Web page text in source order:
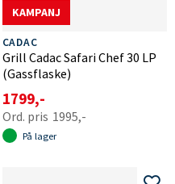
KAMPANJ
CADAC
Grill Cadac Safari Chef 30 LP
(Gassflaske)
1799,-
1995,-
På lager